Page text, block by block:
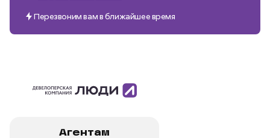
Перезвоним вам в ближайшее время
Агентам